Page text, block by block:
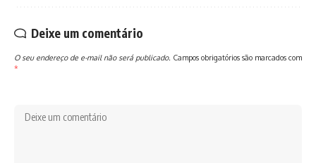
Deixe um comentário
O seu endereço de e-mail não será publicado. Campos obrigatórios são marcados com
*